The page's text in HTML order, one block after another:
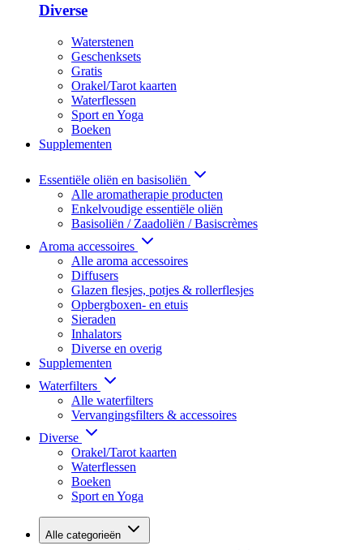
Diverse
Waterstenen
Geschenksets
Gratis
Orakel/Tarot kaarten
Waterflessen
Sport en Yoga
Boeken
Supplementen
Essentiële oliën en basisoliën
Alle aromatherapie producten
Enkelvoudige essentiële oliën
Basisoliën / Zaadoliën / Basiscrèmes
Aroma accessoires
Alle aroma accessoires
Diffusers
Glazen flesjes, potjes & rollerflesjes
Opbergboxen- en etuis
Sieraden
Inhalators
Diverse en overig
Supplementen
Waterfilters
Alle waterfilters
Vervangingsfilters & accessoires
Diverse
Orakel/Tarot kaarten
Waterflessen
Boeken
Sport en Yoga
Alle categorieën